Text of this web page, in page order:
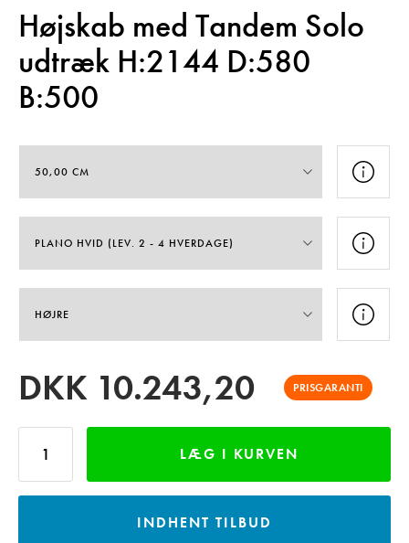
Højskab med Tandem Solo
udtræk H:2144 D:580
B:500
DKK 10.243,20 PRISGARANTI
LÆG I KURVEN
INDHENT TILBUD